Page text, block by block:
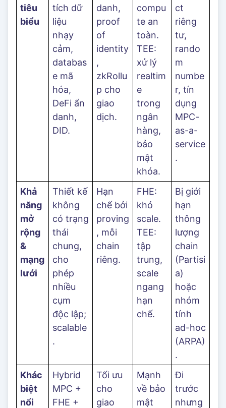
tiêu
biểu
tích dữ
liệu
nhạy
cảm,
databas
e mã
hóa,
DeFi ẩn
danh,
DID.
danh,
proof
of
identity
,
zkRollu
p cho
giao
dịch.
compu
te an
toàn.
TEE:
xử lý
realtim
e
trong
ngân
hàng,
bảo
mật
khóa.
ct
riêng
tư,
rando
m
numbe
r, tín
dụng
MPC-
as-a-
service
.
Khả
năng
mở
rộng
&
mạng
lưới
Thiết kế
không
có trạng
thái
chung,
cho
phép
nhiều
cụm
độc lập;
scalable
.
Hạn
chế bởi
proving
, mỗi
chain
riêng.
FHE:
khó
scale.
TEE:
tập
trung,
scale
ngang
hạn
chế.
Bị giới
hạn
thông
lượng
chain
(Partisi
a)
hoặc
nhóm
tính
ad-hoc
(ARPA)
.
Khác
biệt
nổi
Hybrid
MPC +
FHE +
Tối ưu
cho
giao
Mạnh
về bảo
mật
Đi
trước
nhưng